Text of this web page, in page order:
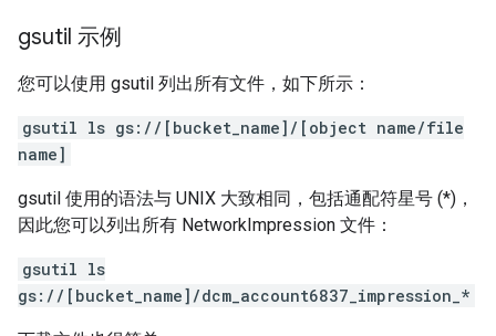
gsutil 示例
您可以使用 gsutil 列出所有文件，如下所示：
gsutil ls gs://[bucket_name]/[object name/file
name]
gsutil 使用的语法与 UNIX 大致相同，包括通配符星号 (*)，
因此您可以列出所有 NetworkImpression 文件：
gsutil ls
gs://[bucket_name]/dcm_account6837_impression_*